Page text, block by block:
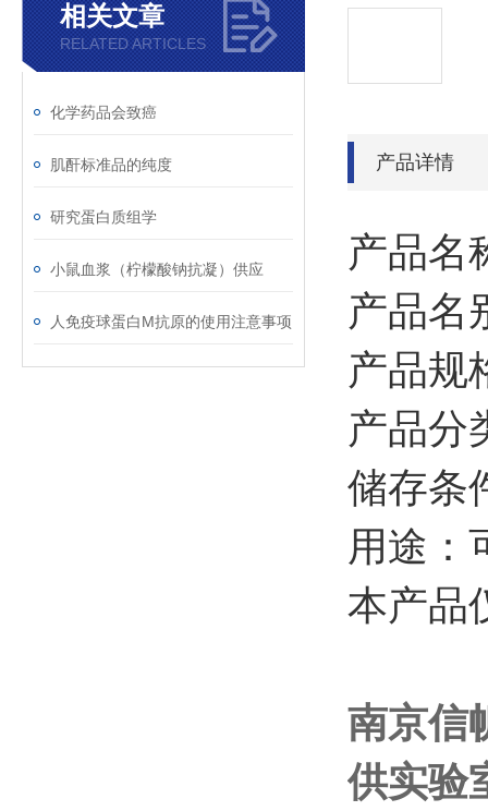
相关文章
RELATED ARTICLES
化学药品会致癌
肌酐标准品的纯度
研究蛋白质组学
小鼠血浆（柠檬酸钠抗凝）供应
人免疫球蛋白M抗原的使用注意事项
产品详情
产品名
产品名
产品规
产品分
储存条
用途：
本产品
南京信
供实验